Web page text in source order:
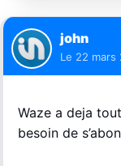
john
Le 22 mars
Waze a deja
besoin de